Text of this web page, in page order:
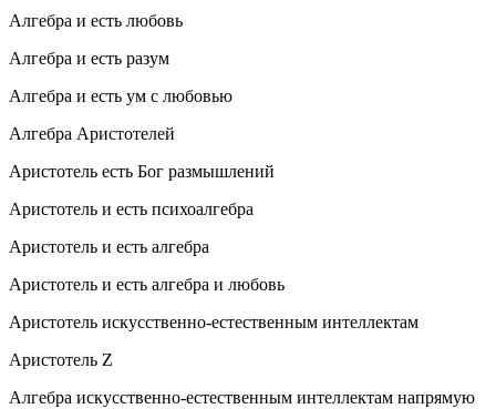
Алгебра и есть любовь
Алгебра и есть разум
Алгебра и есть ум с любовью
Алгебра Аристотелей
Аристотель есть Бог размышлений
Аристотель и есть психоалгебра
Аристотель и есть алгебра
Аристотель и есть алгебра и любовь
Аристотель искусственно-естественным интеллектам
Аристотель Z
Алгебра искусственно-естественным интеллектам напрямую